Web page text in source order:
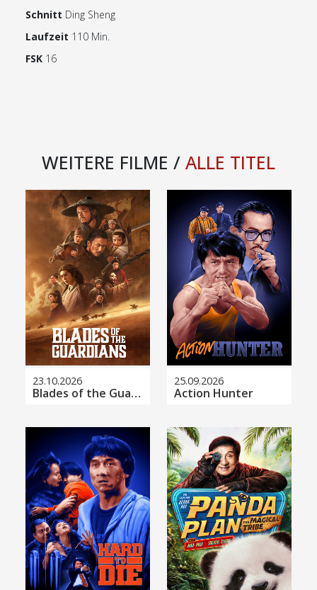
Schnitt Ding Sheng
Laufzeit 110 Min.
FSK 16
WEITERE FILME / ALLE TITEL
23.10.2026
Blades of the Guardians
25.09.2026
Action Hunter